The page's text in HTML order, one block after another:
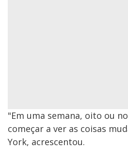
"Em uma semana, oito ou
começar a ver as coisas
York, acrescentou.